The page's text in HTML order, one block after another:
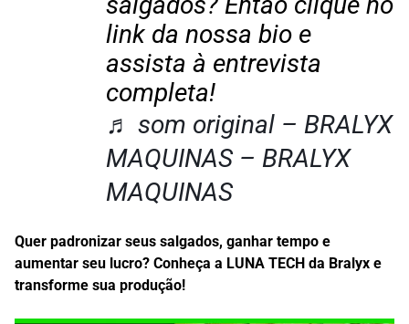
link da nossa bio e
assista à entrevista
completa!
♬ som original – BRALYX
MAQUINAS – BRALYX
MAQUINAS
Quer padronizar seus salgados, ganhar tempo e
aumentar seu lucro? Conheça a LUNA TECH da Bralyx e
transforme sua produção!